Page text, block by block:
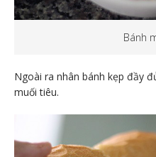
Bánh
Ngoài ra nhân bánh kẹp đầy
muối tiêu.